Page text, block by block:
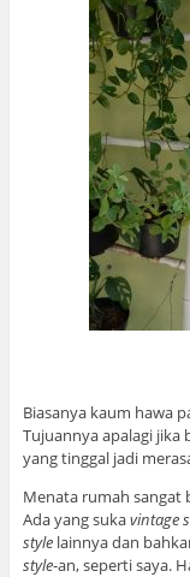
Biasanya kaum hawa
Tujuannya apalagi jika
yang tinggal jadi
Menata rumah sangat
Ada yang sukavintage
stylelainnya dan
style-an, seperti saya.